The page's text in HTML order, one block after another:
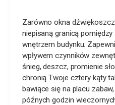
Zarówno okna
niepisaną granicą
wnętrzem budynku.
wpływem czynników
śnieg, deszcz, promienie
chronią Twoje cztery kąty
bawiące się na placu
późnych godzin